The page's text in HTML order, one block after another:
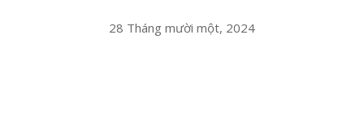
28 Tháng mười một, 2024